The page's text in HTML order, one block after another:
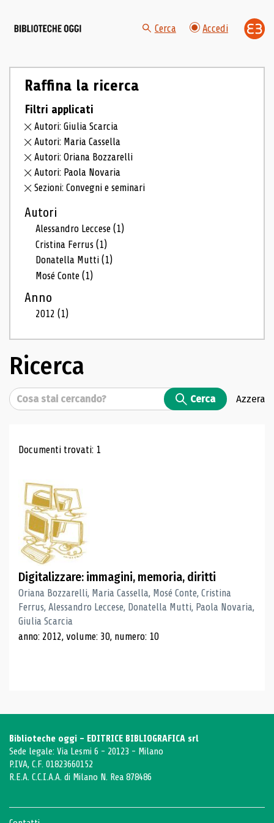
Cerca Accedi
Raffina la ricerca
Filtri applicati
Autori: Giulia Scarcia
Autori: Maria Cassella
Autori: Oriana Bozzarelli
Autori: Paola Novaria
Sezioni: Convegni e seminari
Autori
Alessandro Leccese(1)
Cristina Ferrus(1)
Donatella Mutti(1)
Mosé Conte(1)
Anno
2012(1)
Ricerca
Cerca Cerca Azzera
Risultati di ricerca
Documenti trovati: 1
Digitalizzare: immagini, memoria, diritti
Oriana Bozzarelli, Maria Cassella, Mosé Conte, Cristina
Ferrus, Alessandro Leccese, Donatella Mutti, Paola Novaria,
Giulia Scarcia
anno: 2012, volume: 30, numero: 10
Biblioteche oggi - EDITRICE BIBLIOGRAFICA srl
Sede legale: Via Lesmi 6 - 20123 - Milano
P.IVA, C.F. 01823660152
R.E.A. C.C.I.A.A. di Milano N. Rea 878486